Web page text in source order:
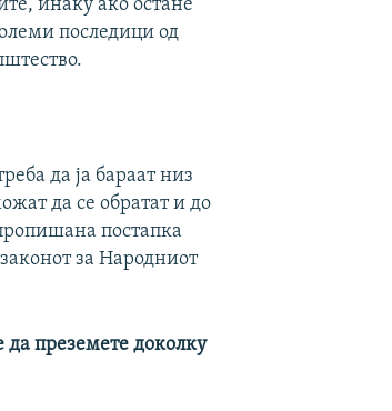
инаку ако остане
последици од
да ја бараат низ
да се обратат и до
постапка
за Народниот
преземете доколку